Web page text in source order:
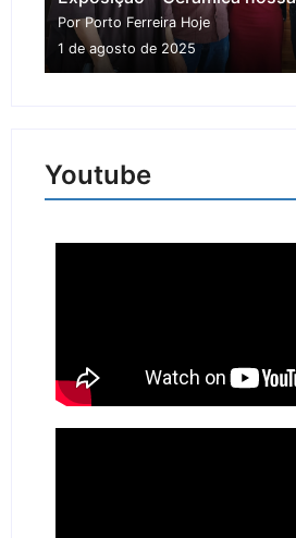
Por Porto Ferreira Hoje
1 de agosto de 2025
Youtube